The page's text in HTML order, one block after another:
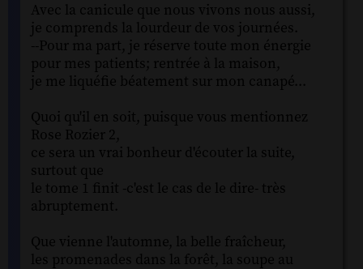
Avec la canicule que nous vivons nous aussi,
je comprends la lourdeur de vos journées.
--Pour ma part, je réserve toute mon énergie
pour mes patients; rentrée à la maison,
je me liquéfie béatement sur mon canapé...
Quoi qu'il en soit, puisque vous mentionnez
Rose Rozier 2,
ce sera un vrai bonheur d'écouter la suite,
surtout que
le tome 1 finit -c'est le cas de le dire- très
abruptement.
Que vienne l'automne, la belle fraîcheur,
les promenades dans la forêt, la soupe au